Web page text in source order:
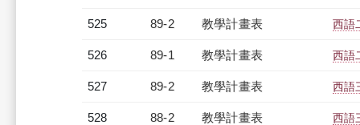
525 89-2 教學計畫表 西語
526 89-1 教學計畫表 西語
527 89-2 教學計畫表 西語
528 88-2 教學計畫表 西語